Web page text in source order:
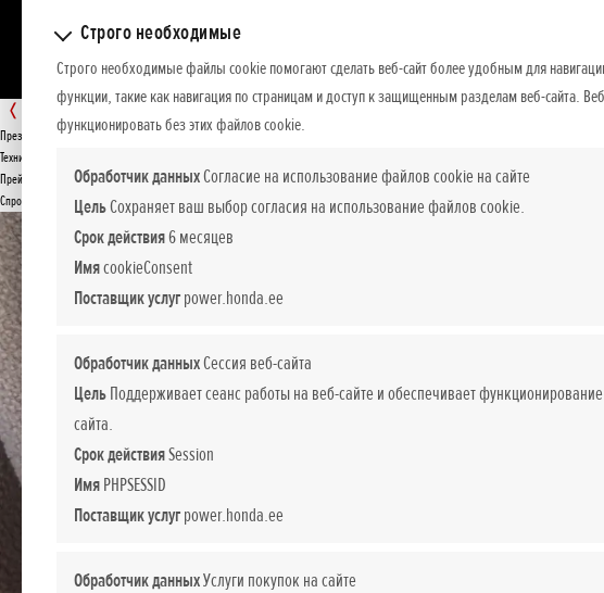
Строго необходимые
Строго необходимые файлы cookie помогают сделать веб-сайт более удобным для
функции, такие как навигация по страницам и доступ к защищенным разделам веб-сайта.
функционировать без этих файлов cookie.
Обработчик данныхСогласие на использование файлов cookie на сайте
ЦельСохраняет ваш выбор согласия на использование файлов cookie.
Срок действия6 месяцев
ИмяcookieConsent
Поставщик услугpower.honda.ee
Обработчик данныхСессия веб-сайта
ЦельПоддерживает сеанс работы на веб-сайте и обеспечивает
сайта.
Срок действияSession
ИмяPHPSESSID
Поставщик услугpower.honda.ee
Обработчик данныхУслуги покупок на сайте
Aku 4,0 Ah
Презентация
Технические данные
Прейскурант
Спросите подробнее